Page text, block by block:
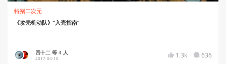
特别二次元
《攻壳机动队》“入壳指南”
四十二 等 4 人
2017-04-10 1.3k 636